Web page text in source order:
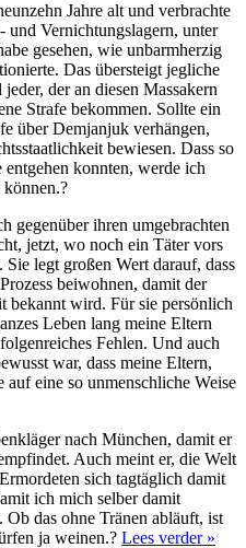
Jahre alt und verbrachte
und Vernichtungslagern, unter
gesehen, wie unbarmherzig
Das übersteigt jegliche
der an diesen Massakern
Strafe bekommen. Sollte ein
über Demjanjuk verhängen,
bewiesen. Dass so
konnten, werde ich
gegenüber ihren umgebrachten
jetzt, wo noch ein Täter vors
legt großen Wert darauf, dass
beiwohnen, damit der
bekannt wird. Für sie persönlich
Leben lang meine Eltern
Fehlen. Und auch
war, dass meine Eltern,
eine so unmenschliche Weise
nach München, damit er
Auch meint er, die Welt
sich tagtäglich damit
ich mich selber damit
das ohne Tränen abläuft, ist
ja weinen.? Lees verder »